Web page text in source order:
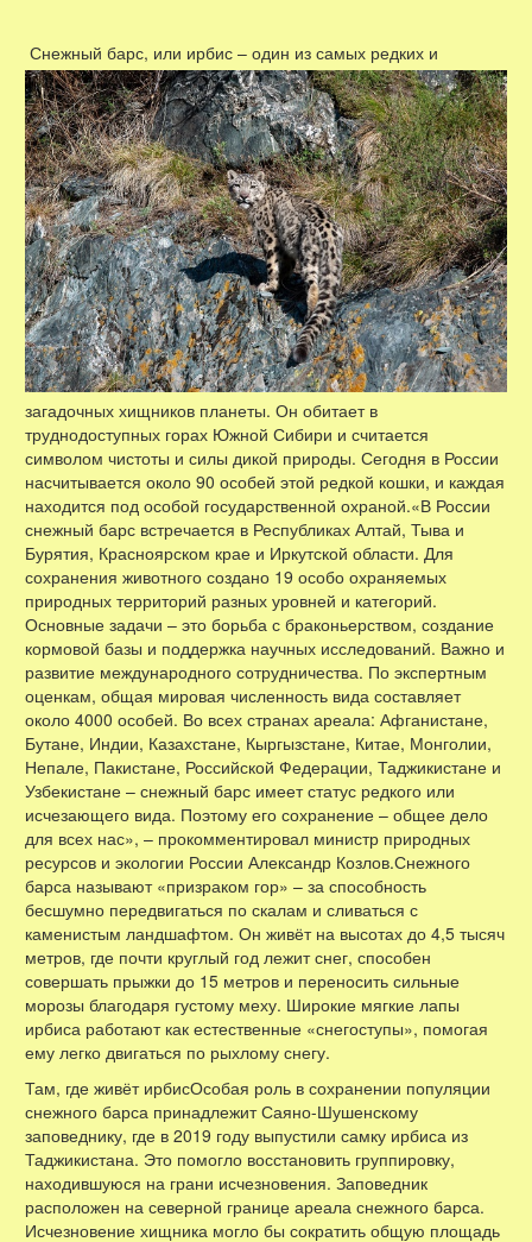
Снежный барс, или ирбис – один из самых редких и
загадочных хищников планеты. Он обитает в
труднодоступных горах Южной Сибири и считается
символом чистоты и силы дикой природы. Сегодня в России
насчитывается около 90 особей этой редкой кошки, и каждая
находится под особой государственной охраной.«В России
снежный барс встречается в Республиках Алтай, Тыва и
Бурятия, Красноярском крае и Иркутской области. Для
сохранения животного создано 19 особо охраняемых
природных территорий разных уровней и категорий.
Основные задачи – это борьба с браконьерством, создание
кормовой базы и поддержка научных исследований. Важно и
развитие международного сотрудничества. По экспертным
оценкам, общая мировая численность вида составляет
около 4000 особей. Во всех странах ареала: Афганистане,
Бутане, Индии, Казахстане, Кыргызстане, Китае, Монголии,
Непале, Пакистане, Российской Федерации, Таджикистане и
Узбекистане – снежный барс имеет статус редкого или
исчезающего вида. Поэтому его сохранение – общее дело
для всех нас», – прокомментировал министр природных
ресурсов и экологии России Александр Козлов.Снежного
барса называют «призраком гор» – за способность
бесшумно передвигаться по скалам и сливаться с
каменистым ландшафтом. Он живёт на высотах до 4,5 тысяч
метров, где почти круглый год лежит снег, способен
совершать прыжки до 15 метров и переносить сильные
морозы благодаря густому меху. Широкие мягкие лапы
ирбиса работают как естественные «снегоступы», помогая
ему легко двигаться по рыхлому снегу.
Там, где живёт ирбисОсобая роль в сохранении популяции
снежного барса принадлежит Саяно-Шушенскому
заповеднику, где в 2019 году выпустили самку ирбиса из
Таджикистана. Это помогло восстановить группировку,
находившуюся на грани исчезновения. Заповедник
расположен на северной границе ареала снежного барса.
Исчезновение хищника могло бы сократить общую площадь